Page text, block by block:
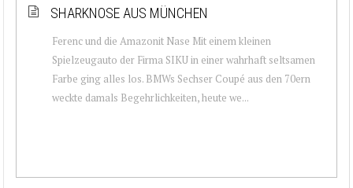
SHARKNOSE AUS MÜNCHEN
Ferenc und die Amazonit Nase Mit einem kleinen
Spielzeugauto der Firma SIKU in einer wahrhaft seltsamen
Farbe ging alles los. BMWs Sechser Coupé aus den 70ern
weckte damals Begehrlichkeiten, heute we...